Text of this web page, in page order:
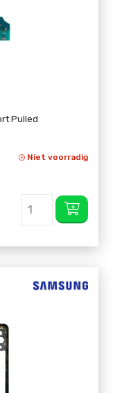
Pulled
Niet voorradig